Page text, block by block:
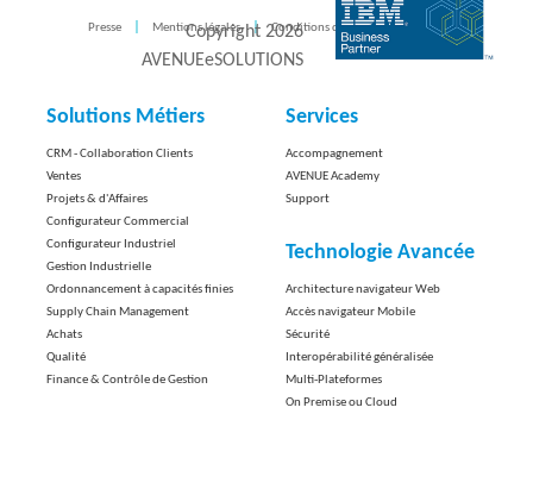
Presse Mentions légales Conditions d'utilisation CONTACT
Copyright 2026
AVENUEeSOLUTIONS
Solutions Métiers
CRM - Collaboration Clients
Ventes
Projets & d'Affaires
Configurateur Commercial
Configurateur Industriel
Gestion Industrielle
Ordonnancement à capacités finies
Supply Chain Management
Achats
Qualité
Finance & Contrôle de Gestion
Services
Accompagnement
AVENUE Academy
Support
Technologie Avancée
Architecture navigateur Web
Accès navigateur Mobile
Sécurité
Interopérabilité généralisée
Multi-Plateformes
On Premise ou Cloud